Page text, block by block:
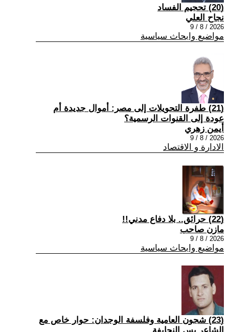
(20) تحجيم الفساد
نجاح العلي
2026 / 8 / 9
مواضيع وابحاث سياسية
(21) طفرة التحويلات إلى مصر: أموال جديدة أم
عودة إلى القنوات الرسمية؟
أيمن زهري
2026 / 8 / 9
الادارة و الاقتصاد
(22) حرائق.. بلا دفاع مدني!!
مازن صاحب
2026 / 8 / 9
مواضيع وابحاث سياسية
(23) شجون العامية وفلسفة الوجدان: حوار خاص مع